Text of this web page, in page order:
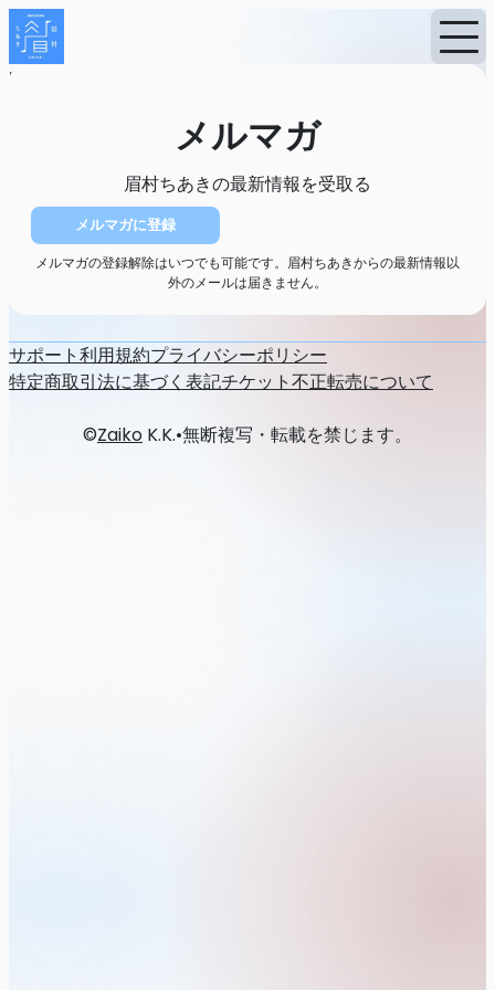
Home
メルマガ
眉村ちあきの最新情報を受取る
メルマガに登録
メルマガの登録解除はいつでも可能です。眉村ちあきからの最新情報以
外のメールは届きません。
サポート利用規約プライバシーポリシー
特定商取引法に基づく表記チケット不正転売について
©Zaiko K.K.•無断複写・転載を禁じます。